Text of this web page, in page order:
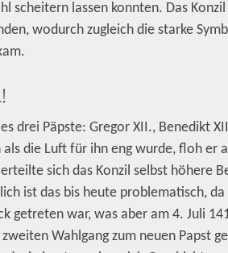
scheitern lassen konnten. Das
wodurch zugleich die starke
drei Päpste: Gregor XII., Benedikt
als die Luft für ihn eng wurde, floh er
sich das Konzil selbst höhere
ist das bis heute problematisch,
getreten war, was aber am 4. Juli
Wahlgang zum neuen Papst